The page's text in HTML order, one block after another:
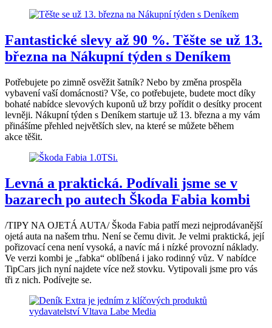
Fantastické slevy až 90 %. Těšte se už 13.
března na Nákupní týden s Deníkem
Potřebujete po zimně osvěžit šatník? Nebo by změna prospěla
vybavení vaší domácnosti? Vše, co potřebujete, budete moct díky
bohaté nabídce slevových kuponů už brzy pořídit o desítky procent
levněji. Nákupní týden s Deníkem startuje už 13. března a my vám
přinášíme přehled největších slev, na které se můžete během
akce těšit.
Levná a praktická. Podívali jsme se v
bazarech po autech Škoda Fabia kombi
/TIPY NA OJETÁ AUTA/ Škoda Fabia patří mezi nejprodávanější
ojetá auta na našem trhu. Není se čemu divit. Je velmi praktická, její
pořizovací cena není vysoká, a navíc má i nízké provozní náklady.
Ve verzi kombi je „fabka“ oblíbená i jako rodinný vůz. V nabídce
TipCars jich nyní najdete více než stovku. Vytipovali jsme pro vás
tři z nich. Podívejte se.